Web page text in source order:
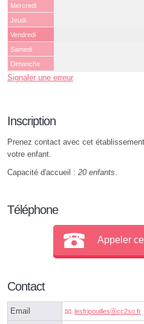
Mercredi
Jeudi
Vendredi
Samedi
Dimanche
Signaler une erreur
Inscription
Prenez contact avec cet
votre enfant.
Capacité d'accueil : 20 enfants
Téléphone
Appeler
Contact
Email lesfripouillesⓐcc2so.fr